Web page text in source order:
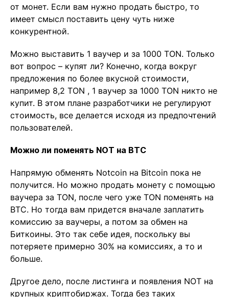
от монет. Если вам нужно продать быстро, то
имеет смысл поставить цену чуть ниже
конкурентной.
Можно выставить 1 ваучер и за 1000 TON. Только
вот вопрос – купят ли? Конечно, когда вокруг
предложения по более вкусной стоимости,
например 8,2 TON , 1 ваучер за 1000 TON никто не
купит. В этом плане разработчики не регулируют
стоимость, все делается исходя из предпочтений
пользователей.
Можно ли поменять NOT на BTC
Напрямую обменять Notcoin на Bitcoin пока не
получится. Но можно продать монету с помощью
ваучера за TON, после чего уже TON поменять на
BTC. Но тогда вам придется вначале заплатить
комиссию за ваучеры, а потом за обмен на
Биткоины. Это так себе идея, поскольку вы
потеряете примерно 30% на комиссиях, а то и
больше.
Другое дело, после листинга и появления NOT на
крупных криптобиржах. Тогда без таких